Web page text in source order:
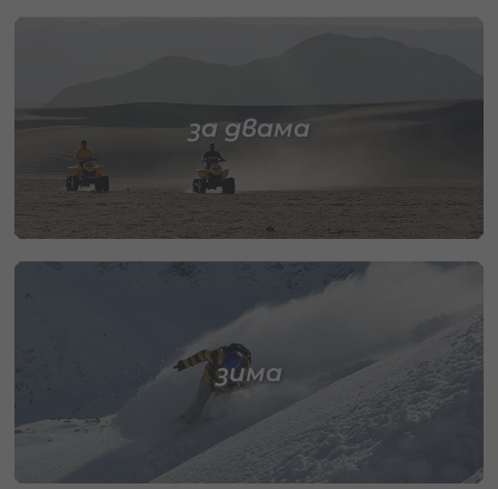
за двама
зима